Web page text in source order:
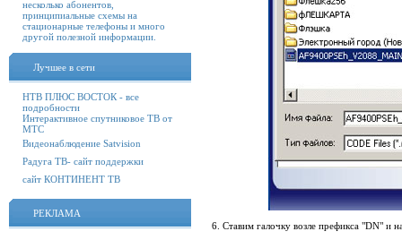
несколько абонентов,
принципиальные схемы на
стационарные телефоны и много
другой полезной информации.
Лучшее в сети
НТВ ПЛЮС ВОСТОК - все
подробности
Интерактивное спутниковое ТВ от
МТС
Видеонаблюдение Satvision
Радуга ТВ- сайт поддержки
сайт КОНТИНЕНТ ТВ
РЕКЛАМА
6. Ставим галочку возле префикса "DN" и